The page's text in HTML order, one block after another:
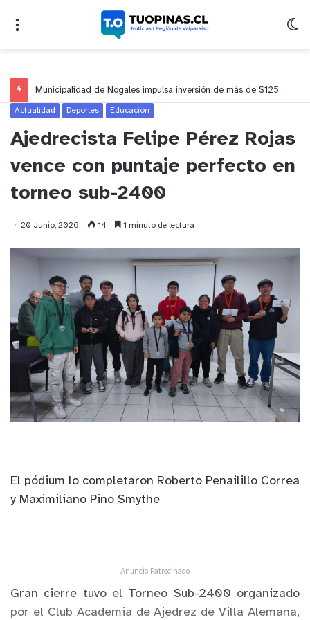
Municipalidad de Nogales impulsa inversión de más de $125 millones para mejorar el sector El Polígono
Actualidad Deportes Educación
Ajedrecista Felipe Pérez Rojas
vence con puntaje perfecto en
torneo sub-2400
20 Junio, 2026 14 1 minuto de lectura
El pódium lo completaron Roberto Penailillo Correa
y Maximiliano Pino Smythe
Anuncio Patrocinado
Gran cierre tuvo el Torneo Sub-2400 organizado
por el Club Academia de Ajedrez de Villa Alemana,